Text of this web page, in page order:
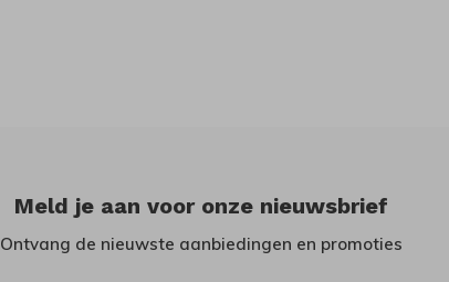
Meld je aan voor onze nieuwsbrief
Ontvang de nieuwste aanbiedingen en promoties